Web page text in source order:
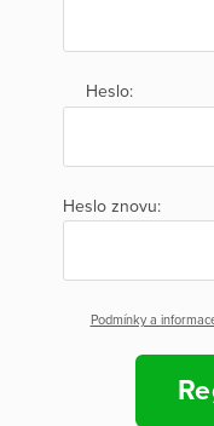
Heslo:
Heslo znovu:
Podmínky a